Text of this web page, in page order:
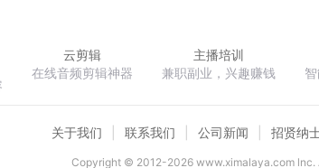
云剪辑
在线音频剪辑神器
主播培训
兼职副业，兴趣赚钱
关于我们 联系我们 公司新闻 招贤纳
Copyright © 2012-2026www.ximalaya.com lnc.